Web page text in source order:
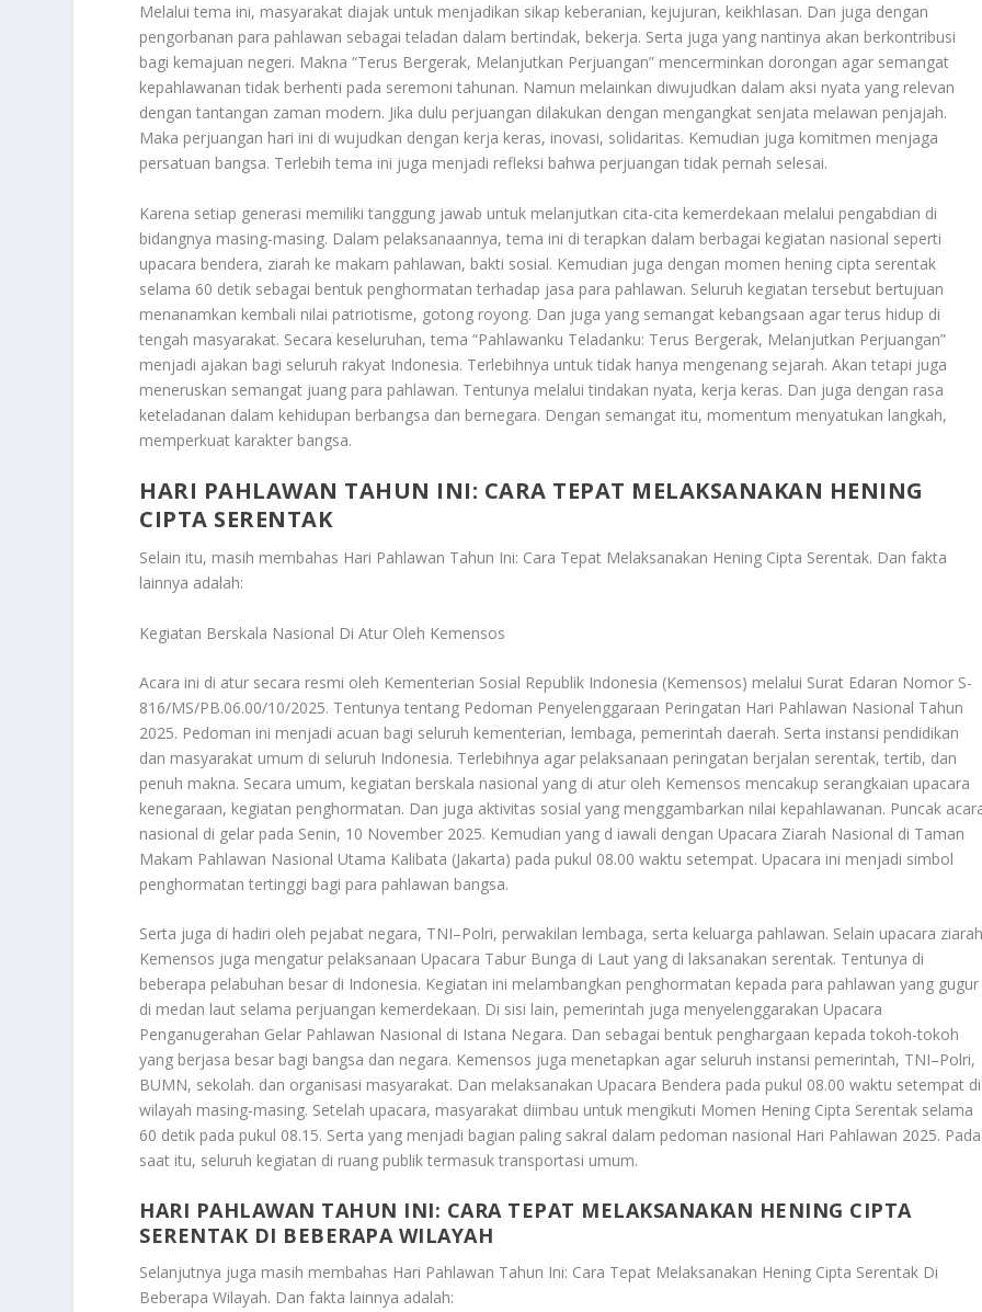
Melalui tema ini, masyarakat diajak untuk menjadikan sikap keberanian, kejujuran, keikhlasan. Dan juga dengan
pengorbanan para pahlawan sebagai teladan dalam bertindak, bekerja. Serta juga yang nantinya akan berkontribusi
bagi kemajuan negeri. Makna “Terus Bergerak, Melanjutkan Perjuangan” mencerminkan dorongan agar semangat
kepahlawanan tidak berhenti pada seremoni tahunan. Namun melainkan diwujudkan dalam aksi nyata yang relevan
dengan tantangan zaman modern. Jika dulu perjuangan dilakukan dengan mengangkat senjata melawan penjajah.
Maka perjuangan hari ini di wujudkan dengan kerja keras, inovasi, solidaritas. Kemudian juga komitmen menjaga
persatuan bangsa. Terlebih tema ini juga menjadi refleksi bahwa perjuangan tidak pernah selesai.
Karena setiap generasi memiliki tanggung jawab untuk melanjutkan cita-cita kemerdekaan melalui pengabdian di
bidangnya masing-masing. Dalam pelaksanaannya, tema ini di terapkan dalam berbagai kegiatan nasional seperti
upacara bendera, ziarah ke makam pahlawan, bakti sosial. Kemudian juga dengan momen hening cipta serentak
selama 60 detik sebagai bentuk penghormatan terhadap jasa para pahlawan. Seluruh kegiatan tersebut bertujuan
menanamkan kembali nilai patriotisme, gotong royong. Dan juga yang semangat kebangsaan agar terus hidup di
tengah masyarakat. Secara keseluruhan, tema “Pahlawanku Teladanku: Terus Bergerak, Melanjutkan Perjuangan”
menjadi ajakan bagi seluruh rakyat Indonesia. Terlebihnya untuk tidak hanya mengenang sejarah. Akan tetapi juga
meneruskan semangat juang para pahlawan. Tentunya melalui tindakan nyata, kerja keras. Dan juga dengan rasa
keteladanan dalam kehidupan berbangsa dan bernegara. Dengan semangat itu, momentum menyatukan langkah,
memperkuat karakter bangsa.
HARI PAHLAWAN TAHUN INI: CARA TEPAT MELAKSANAKAN HENING
CIPTA SERENTAK
Selain itu, masih membahas Hari Pahlawan Tahun Ini: Cara Tepat Melaksanakan Hening Cipta Serentak. Dan fakta
lainnya adalah:
Kegiatan Berskala Nasional Di Atur Oleh Kemensos
Acara ini di atur secara resmi oleh Kementerian Sosial Republik Indonesia (Kemensos) melalui Surat Edaran Nomor S-
816/MS/PB.06.00/10/2025. Tentunya tentang Pedoman Penyelenggaraan Peringatan Hari Pahlawan Nasional Tahun
2025. Pedoman ini menjadi acuan bagi seluruh kementerian, lembaga, pemerintah daerah. Serta instansi pendidikan
dan masyarakat umum di seluruh Indonesia. Terlebihnya agar pelaksanaan peringatan berjalan serentak, tertib, dan
penuh makna. Secara umum, kegiatan berskala nasional yang di atur oleh Kemensos mencakup serangkaian upacara
kenegaraan, kegiatan penghormatan. Dan juga aktivitas sosial yang menggambarkan nilai kepahlawanan. Puncak
nasional di gelar pada Senin, 10 November 2025. Kemudian yang d iawali dengan Upacara Ziarah Nasional di Taman
Makam Pahlawan Nasional Utama Kalibata (Jakarta) pada pukul 08.00 waktu setempat. Upacara ini menjadi simbol
penghormatan tertinggi bagi para pahlawan bangsa.
Serta juga di hadiri oleh pejabat negara, TNI–Polri, perwakilan lembaga, serta keluarga pahlawan. Selain upacara
Kemensos juga mengatur pelaksanaan Upacara Tabur Bunga di Laut yang di laksanakan serentak. Tentunya di
beberapa pelabuhan besar di Indonesia. Kegiatan ini melambangkan penghormatan kepada para pahlawan yang gugur
di medan laut selama perjuangan kemerdekaan. Di sisi lain, pemerintah juga menyelenggarakan Upacara
Penganugerahan Gelar Pahlawan Nasional di Istana Negara. Dan sebagai bentuk penghargaan kepada tokoh-tokoh
yang berjasa besar bagi bangsa dan negara. Kemensos juga menetapkan agar seluruh instansi pemerintah, TNI–Polri,
BUMN, sekolah. dan organisasi masyarakat. Dan melaksanakan Upacara Bendera pada pukul 08.00 waktu setempat di
wilayah masing-masing. Setelah upacara, masyarakat diimbau untuk mengikuti Momen Hening Cipta Serentak selama
60 detik pada pukul 08.15. Serta yang menjadi bagian paling sakral dalam pedoman nasional Hari Pahlawan 2025. Pada
saat itu, seluruh kegiatan di ruang publik termasuk transportasi umum.
HARI PAHLAWAN TAHUN INI: CARA TEPAT MELAKSANAKAN HENING CIPTA
SERENTAK DI BEBERAPA WILAYAH
Selanjutnya juga masih membahas Hari Pahlawan Tahun Ini: Cara Tepat Melaksanakan Hening Cipta Serentak Di
Beberapa Wilayah. Dan fakta lainnya adalah: